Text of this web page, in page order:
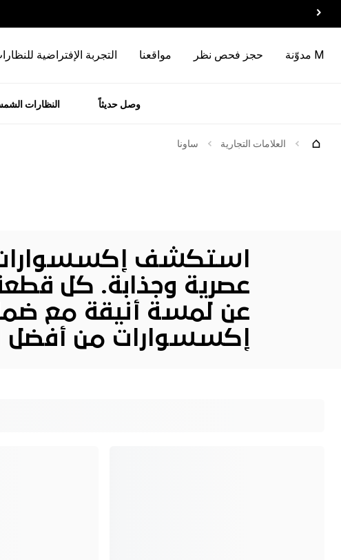
M مدوّنة حجز فحص نظر مواقعنا التجربة الإفتراضية
وصل حديثاً النظارات
العلامات التجارية ساونا
استكشف
عصرية وجذابة. كل
عن لمسة أنيقة مع
إكسسوارات من أفضل